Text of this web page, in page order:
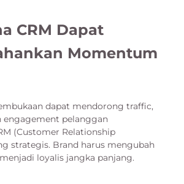
CRM Dapat
Momentum
dapat mendorong traffic,
engagement pelanggan
(Customer Relationship
strategis. Brand harus mengubah
loyalis jangka panjang.